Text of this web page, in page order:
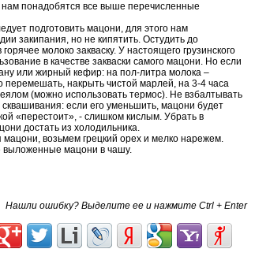
нам понадобятся все выше перечисленные
подготовить мацони, для этого нам
закипания, но не кипятить. Остудить до
молоко закваску. У настоящего грузинского
в качестве закваски самого мацони. Но если
или жирный кефир: на пол-литра молока –
накрыть чистой марлей, на 3-4 часа
(можно использовать термос). Не взбалтывать
если его уменьшить, мацони будет
«перестоит», - слишком кислым. Убрать в
достать из холодильника.
мацони, возьмем грецкий орех и мелко нарежем.
выложенные мацони в чашу.
Нашли ошибку? Выделите ее и нажмите Ctrl + Enter